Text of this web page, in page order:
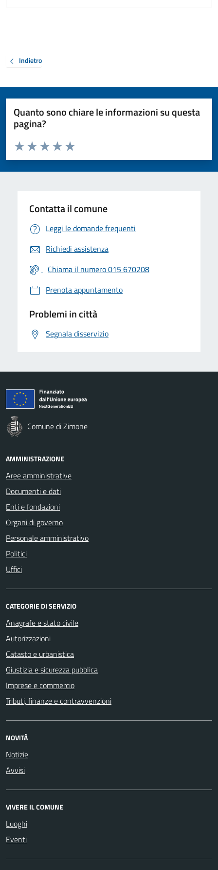
Indietro
Quanto sono chiare le informazioni su questa
pagina?
Valuta da 1 a 5 stelle la pagina
Valuta 5 stelle su 5
Valuta 4 stelle su 5
Valuta 3 stelle su 5
Valuta 2 stelle su 5
Valuta 1 stelle su 5
Contatta il comune
Leggi le domande frequenti
Richiedi assistenza
Chiama il numero 015 670208
Prenota appuntamento
Problemi in città
Segnala disservizio
Comune di Zimone
AMMINISTRAZIONE
Aree amministrative
Documenti e dati
Enti e fondazioni
Organi di governo
Personale amministrativo
Politici
Uffici
CATEGORIE DI SERVIZIO
Anagrafe e stato civile
Autorizzazioni
Catasto e urbanistica
Giustizia e sicurezza pubblica
Imprese e commercio
Tributi, finanze e contravvenzioni
NOVITÀ
Notizie
Avvisi
VIVERE IL COMUNE
Luoghi
Eventi